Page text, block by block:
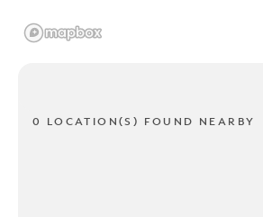
0 LOCATION(S) FOUND NEARBY